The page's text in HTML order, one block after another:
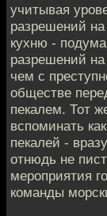
учитывая
разрешений
кухню -
разрешений
чем с
обществе
пекалем. Тот
вспоминать
пекалей -
отнюдь не
мероприятия
команды